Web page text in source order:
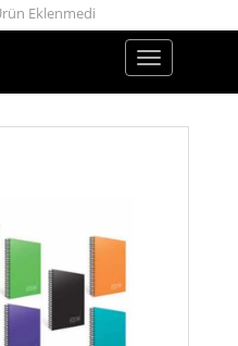
Eklenmedi